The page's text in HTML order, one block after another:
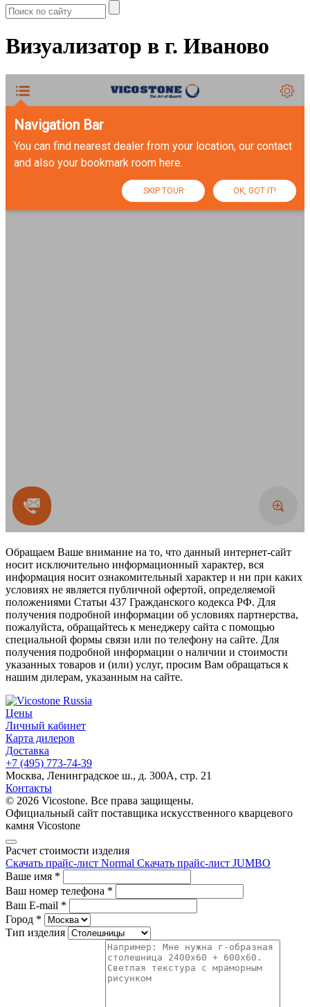
Визуализатор в г. Иваново
Обращаем Ваше внимание на то, что данный интернет-сайт
носит исключительно информационный характер, вся
информация носит ознакомительный характер и ни при каких
условиях не является публичной офертой, определяемой
положениями Статьи 437 Гражданского кодекса РФ. Для
получения подробной информации об условиях партнерства,
пожалуйста, обращайтесь к менеджеру сайта с помощью
специальной формы связи или по телефону на сайте. Для
получения подробной информации о наличии и стоимости
указанных товаров и (или) услуг, просим Вам обращаться к
нашим дилерам, указанным на сайте.
Цены
Личный кабинет
Карта дилеров
Доставка
+7 (495) 773-74-39
Москва, Ленинградское ш., д. 300А, стр. 21
Контакты
© 2026 Vicostone. Все права защищены.
Официальный сайт поставщика искусственного кварцевого
камня Vicostone
Расчет стоимости изделия
Скачать прайс-лист Normal Скачать прайс-лист JUMBO
Ваше имя *
Ваш номер телефона *
Ваш E-mail *
Город *
Тип изделия